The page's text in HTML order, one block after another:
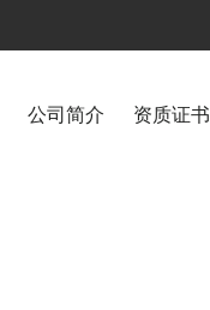
公司简介 资质证书